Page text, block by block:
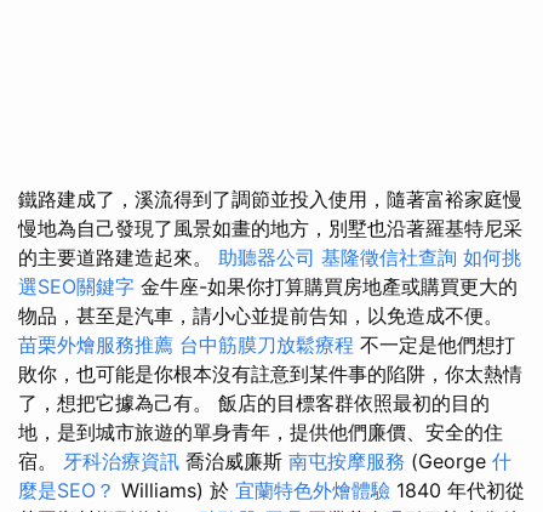
鐵路建成了，溪流得到了調節並投入使用，隨著富裕家庭慢
慢地為自己發現了風景如畫的地方，別墅也沿著羅基特尼采
的主要道路建造起來。 助聽器公司 基隆徵信社查詢 如何挑
選SEO關鍵字 金牛座-如果你打算購買房地產或購買更大的
物品，甚至是汽車，請小心並提前告知，以免造成不便。
苗栗外燴服務推薦 台中筋膜刀放鬆療程 不一定是他們想打
敗你，也可能是你根本沒有註意到某件事的陷阱，你太熱情
了，想把它據為己有。 飯店的目標客群依照最初的目的
地，是到城市旅遊的單身青年，提供他們廉價、安全的住
宿。 牙科治療資訊 喬治威廉斯 南屯按摩服務 (George 什
麼是SEO？ Williams) 於 宜蘭特色外燴體驗 1840 年代初從